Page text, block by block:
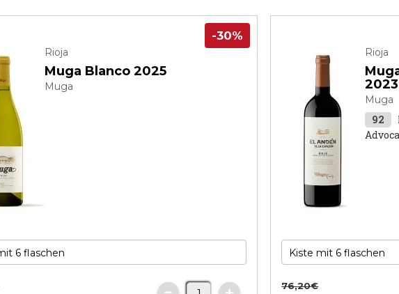
Rioja
Muga Blanco 2025
Muga
-30%
Rioja
2023
Muga
92
76,20€